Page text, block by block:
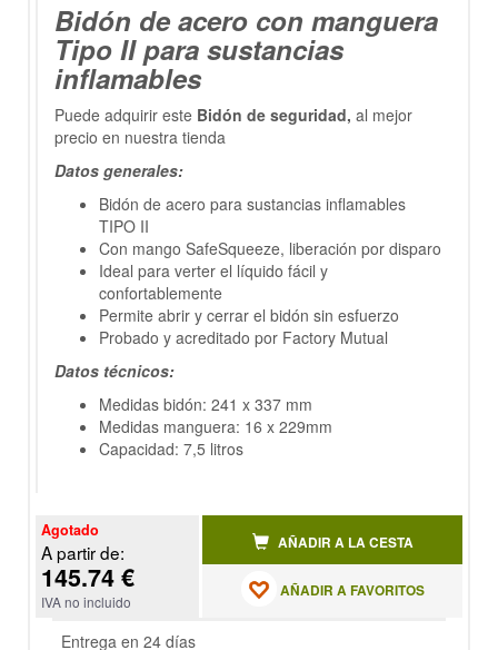
Bidón de acero con manguera
Tipo II para sustancias
inflamables
Puede adquirir este Bidón de seguridad, al mejor
precio en nuestra tienda
Datos generales:
Bidón de acero para sustancias inflamables
TIPO II
Con mango SafeSqueeze, liberación por disparo
Ideal para verter el líquido fácil y
confortablemente
Permite abrir y cerrar el bidón sin esfuerzo
Probado y acreditado por Factory Mutual
Datos técnicos:
Medidas bidón: 241 x 337 mm
Medidas manguera: 16 x 229mm
Capacidad: 7,5 litros
Agotado
A partir de:
145.74 €
IVA no incluido
AÑADIR A LA CESTA
AÑADIR A FAVORITOS
Entrega en 24 días